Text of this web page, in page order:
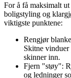
For å få maksimalt
boligstyling og
viktigste punktene:
Rengjør
Skitne
skinner inn.
Fjern "støy":
og ledninger